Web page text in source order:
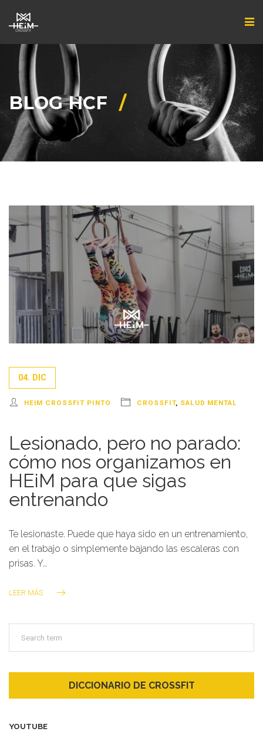
BLOG HCF
04. DIC
HEIM CROSSFIT PINTO CROSSFIT, SALUD MENTAL
Lesionado, pero no parado:
cómo nos organizamos en
HEiM para que sigas
entrenando
Te lesionaste. Puede que haya sido en un entrenamiento,
en el trabajo o simplemente bajando las escaleras con
prisas. Y…
LEER MÁS
DICCIONARIO DE CROSSFIT
YOUTUBE